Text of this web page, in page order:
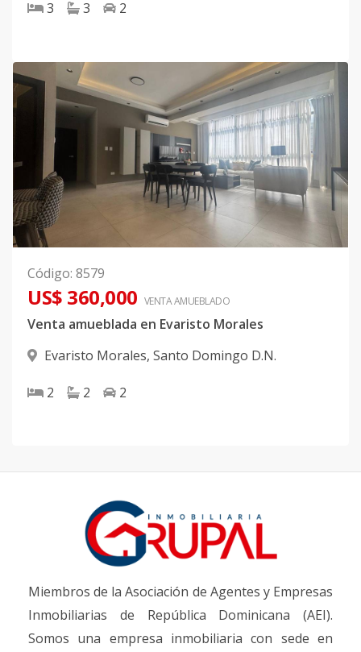
3 3 2
Código: 8579
US$ 360,000 VENTA AMUEBLADO
Venta amueblada en Evaristo Morales
Evaristo Morales, Santo Domingo D.N.
2 2 2
Miembros de la Asociación de Agentes y Empresas
Inmobiliarias de República Dominicana (AEI).
Somos una empresa inmobiliaria con sede en